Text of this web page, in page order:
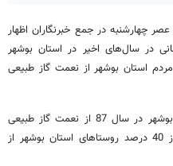
چهارشنبه در جمع خبرنگاران اظهار
در سال‌های اخیر در استان بوشهر
استان بوشهر از نعمت گاز طبیعی
وی اضافه کرد: تنها هفت روستای استان بوشهر در سال 87 از نعمت گاز طبیعی
برخوردار بودند ولی در حال حاضر بیش از 40 درصد روستاهای استان بوشهر از